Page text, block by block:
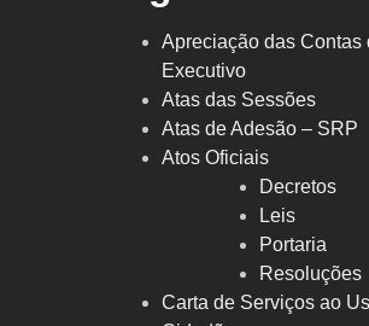
Apreciação das Contas
Executivo
Atas das Sessões
Atas de Adesão – SRP
Atos Oficiais
Decretos
Leis
Portaria
Resoluções
Carta de Serviços ao